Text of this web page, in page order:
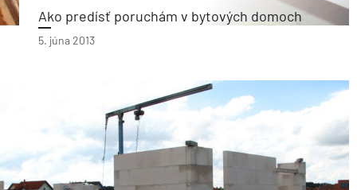
Ako predísť poruchám v bytových domoch
5. júna 2013